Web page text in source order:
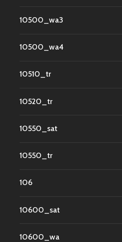
10500_wa3
10500_wa4
10510_tr
10520_tr
10550_sat
10550_tr
106
10600_sat
10600_wa